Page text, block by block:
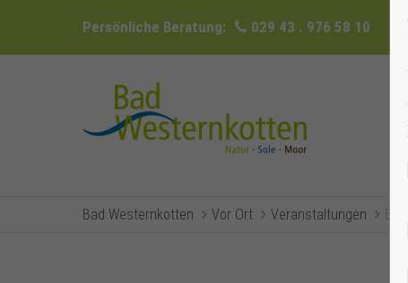
Persönliche Beratung: 029 43 . 976 58 10
Bad Westernkotten Vor Ort Veranstaltungen